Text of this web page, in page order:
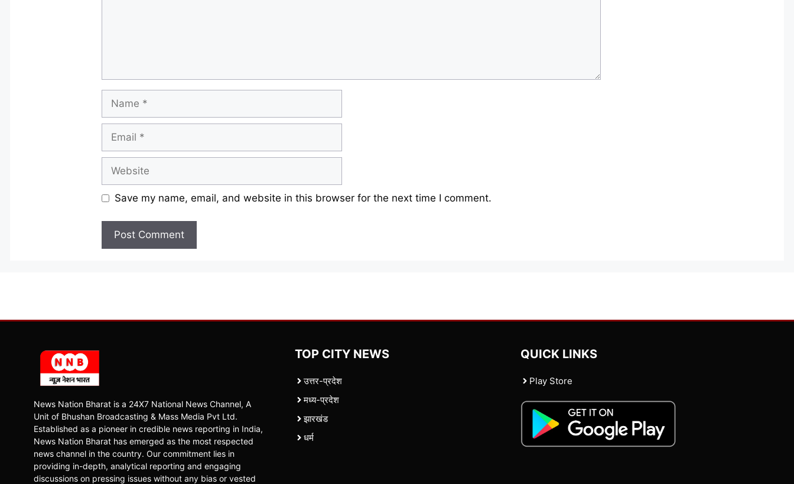
Name
Email
Website
Save my name, email, and website in this browser for the next time I comment.
News Nation Bharat is a 24X7 National News Channel, A
Unit of Bhushan Broadcasting & Mass Media Pvt Ltd.
Established as a pioneer in credible news reporting in India,
News Nation Bharat has emerged as the most respected
news channel in the country. Our commitment lies in
providing in-depth, analytical reporting and engaging
discussions on pressing issues without any bias or vested
TOP CITY NEWS
उत्तर-प्रदेश
मध्य-प्रदेश
झारखंड
धर्म
QUICK LINKS
Play Store